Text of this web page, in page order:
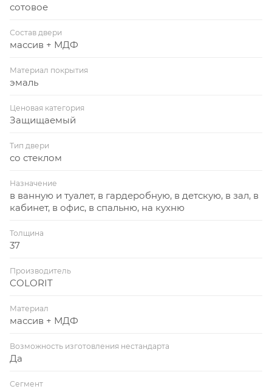
сотовое
Состав двери
массив + МДФ
Материал покрытия
эмаль
Ценовая категория
Защищаемый
Тип двери
со стеклом
Назначение
в ванную и туалет, в гардеробную, в детскую, в зал, в
кабинет, в офис, в спальню, на кухню
Толщина
37
Производитель
COLORIT
Материал
массив + МДФ
Возможность изготовления нестандарта
Да
Сегмент